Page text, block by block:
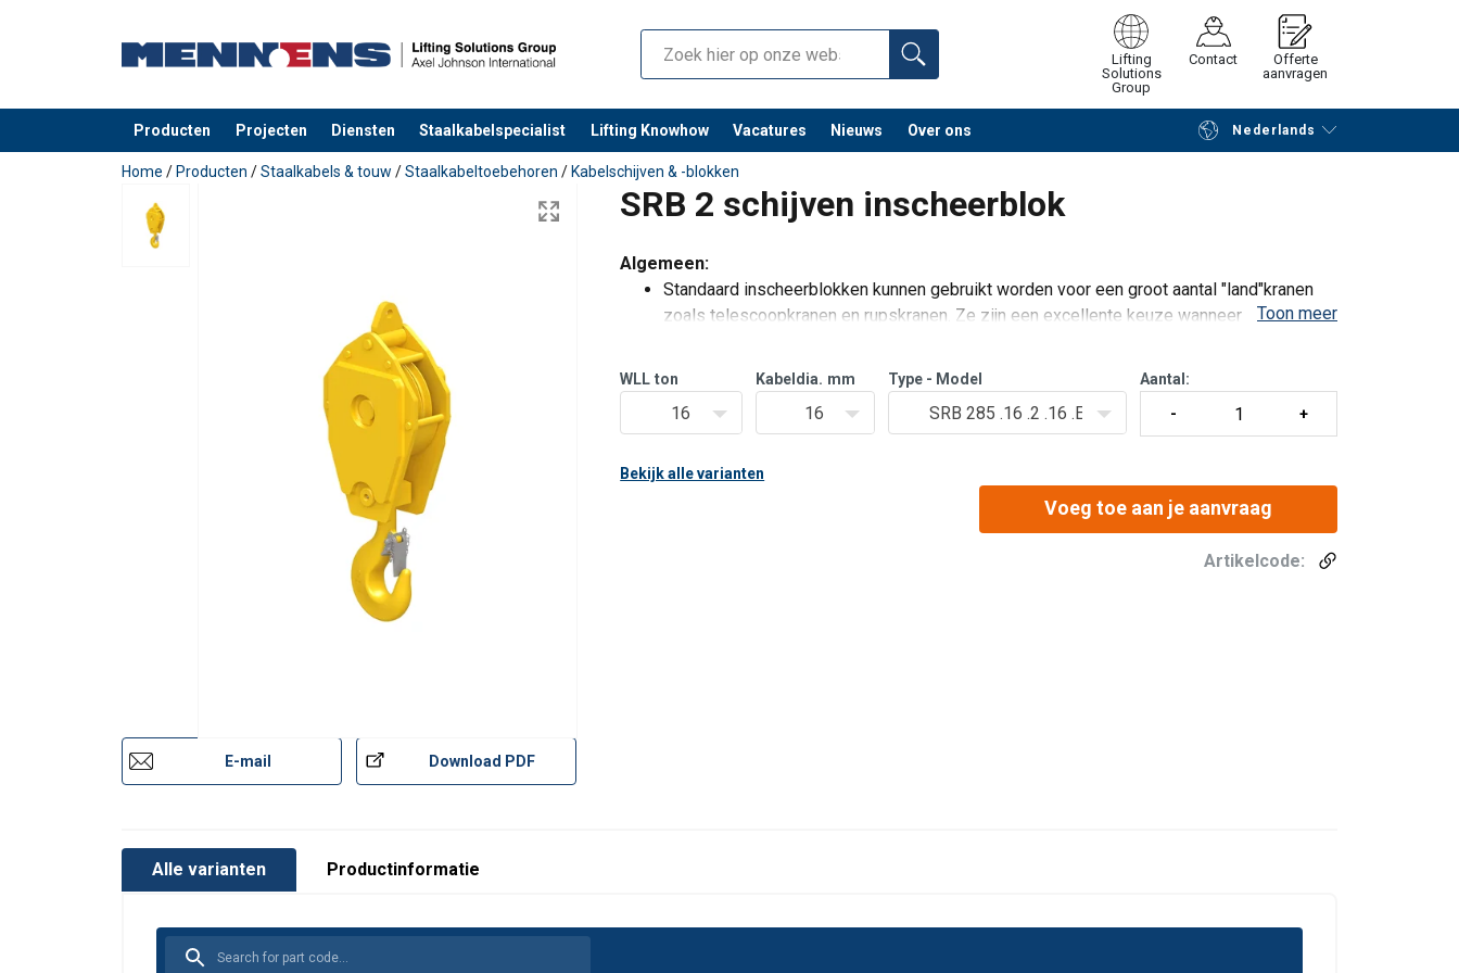
Lifting
Solutions
Group
Contact
Offerte
aanvragen
Producten Projecten Diensten Staalkabelspecialist Lifting Knowhow Vacatures Nieuws Over ons Nederlands
toegevoegd aan uw offerte Verder winkelen Vraag offerte aan
Home / Producten /Staalkabels & touw /Staalkabeltoebehoren / Kabelschijven & -blokken
SRB 2 schijven inscheerblok
E-mail Download PDF
Algemeen:
Standaard inscheerblokken kunnen gebruikt worden voor een groot aantal "land"kranen
zoals telescoopkranen en rupskranen. Ze zijn een excellente keuze wanneer het niet
zijn ook zeer geschikt als de hijsh
Toon meer
WLL ton
16
Kabeldia. mm
16
Type - Model
SRB 285 .16 .2 .16 .E
Aantal:
Bekijk alle varianten
Voeg toe aan je aanvraag
Artikelcode:
Alle varianten Productinformatie